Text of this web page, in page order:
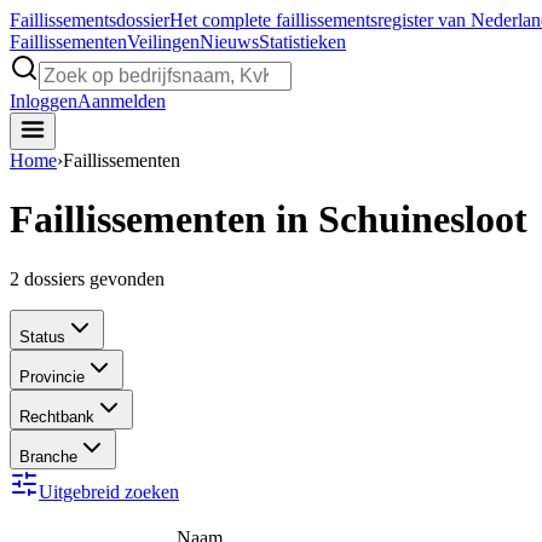
FaillissementsdossierHet complete faillissementsregister van
FaillissementenVeilingenNieuwsStatistieken
InloggenAanmelden
Home›Faillissementen
Faillissementen in Schuinesloot
2 dossiers gevonden
Status
Provincie
Rechtbank
Branche
Uitgebreid zoeken
Naam